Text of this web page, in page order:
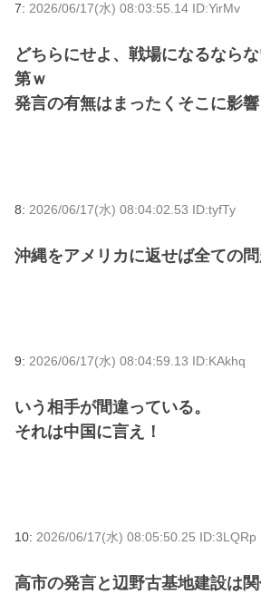
7: 2026/06/17(水) 08:03:55.14 ID:YirMv
どちらにせよ、戦場になるなら
第ｗ
発言の有無はまったくそこに影
8: 2026/06/17(水) 08:04:02.53 ID:tyfTy
沖縄をアメリカに返せば全ての問
9: 2026/06/17(水) 08:04:59.13 ID:KAkhq
いう相手が間違っている。
それは中国に言え！
10: 2026/06/17(水) 08:05:50.25 ID:3LQRp
高市の発言と辺野古基地建設は